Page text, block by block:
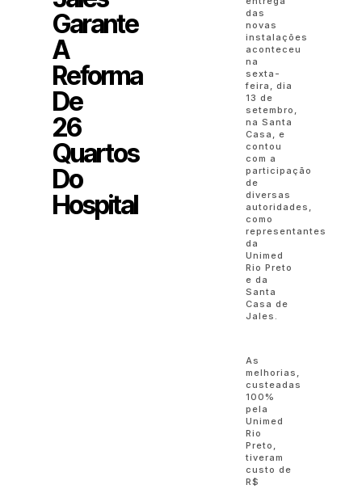
Garante
A
Reforma
De
26
Quartos
Do
Hospital
das
novas
instalações
aconteceu
na
sexta-
feira, dia
13 de
setembro,
na Santa
Casa, e
contou
com a
participação
de
diversas
autoridades,
como
representantes
da
Unimed
Rio Preto
e da
Santa
Casa de
Jales.
As
melhorias,
custeadas
100%
pela
Unimed
Rio
Preto,
tiveram
custo de
R$